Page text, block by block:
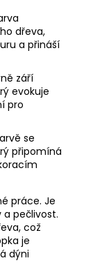
dřeva,
a přináší
září
evokuje
pro
se
připomíná
práce. Je
pečlivost.
což
je
dýni